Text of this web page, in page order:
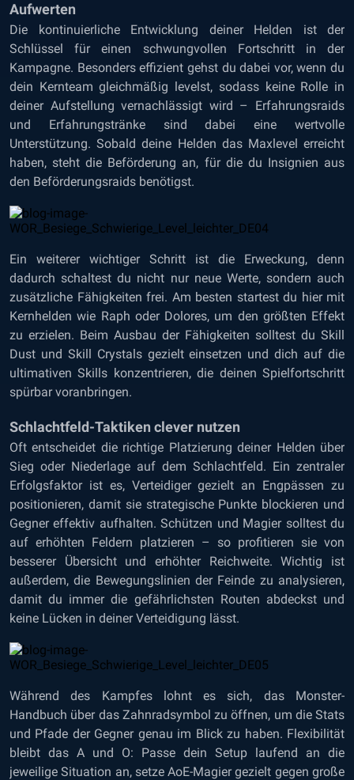
Aufwerten
Die kontinuierliche Entwicklung deiner Helden ist der
Schlüssel für einen schwungvollen Fortschritt in der
Kampagne. Besonders effizient gehst du dabei vor, wenn du
dein Kernteam gleichmäßig levelst, sodass keine Rolle in
deiner Aufstellung vernachlässigt wird – Erfahrungsraids
und Erfahrungstränke sind dabei eine wertvolle
Unterstützung. Sobald deine Helden das Maxlevel erreicht
haben, steht die Beförderung an, für die du Insignien aus
den Beförderungsraids benötigst.
Ein weiterer wichtiger Schritt ist die Erweckung, denn
dadurch schaltest du nicht nur neue Werte, sondern auch
zusätzliche Fähigkeiten frei. Am besten startest du hier mit
Kernhelden wie Raph oder Dolores, um den größten Effekt
zu erzielen. Beim Ausbau der Fähigkeiten solltest du Skill
Dust und Skill Crystals gezielt einsetzen und dich auf die
ultimativen Skills konzentrieren, die deinen Spielfortschritt
spürbar voranbringen.
Schlachtfeld-Taktiken clever nutzen
Oft entscheidet die richtige Platzierung deiner Helden über
Sieg oder Niederlage auf dem Schlachtfeld. Ein zentraler
Erfolgsfaktor ist es, Verteidiger gezielt an Engpässen zu
positionieren, damit sie strategische Punkte blockieren und
Gegner effektiv aufhalten. Schützen und Magier solltest du
auf erhöhten Feldern platzieren – so profitieren sie von
besserer Übersicht und erhöhter Reichweite. Wichtig ist
außerdem, die Bewegungslinien der Feinde zu analysieren,
damit du immer die gefährlichsten Routen abdeckst und
keine Lücken in deiner Verteidigung lässt.
Während des Kampfes lohnt es sich, das Monster-
Handbuch über das Zahnradsymbol zu öffnen, um die Stats
und Pfade der Gegner genau im Blick zu haben. Flexibilität
bleibt das A und O: Passe dein Setup laufend an die
jeweilige Situation an, setze AoE-Magier gezielt gegen große